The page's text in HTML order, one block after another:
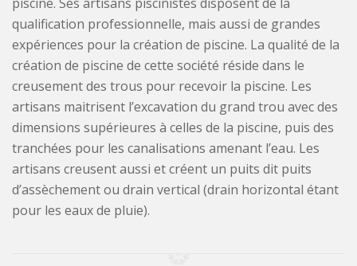
qualification professionnelle, mais aussi de grandes
expériences pour la création de piscine. La qualité de la
création de piscine de cette société réside dans le
creusement des trous pour recevoir la piscine. Les
artisans maitrisent l’excavation du grand trou avec des
dimensions supérieures à celles de la piscine, puis des
tranchées pour les canalisations amenant l’eau. Les
artisans creusent aussi et créent un puits dit puits
d’assèchement ou drain vertical (drain horizontal étant
pour les eaux de pluie).